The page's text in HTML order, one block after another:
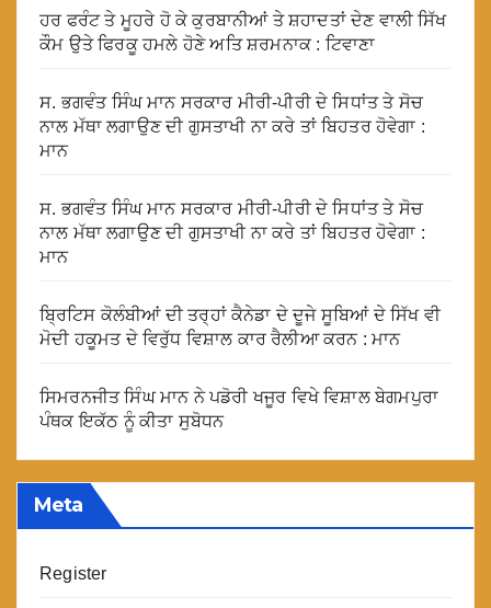
ਹਰ ਫਰੰਟ ਤੇ ਮੂਹਰੇ ਹੋ ਕੇ ਕੁਰਬਾਨੀਆਂ ਤੇ ਸ਼ਹਾਦਤਾਂ ਦੇਣ ਵਾਲੀ ਸਿੱਖ
ਕੌਮ ਉਤੇ ਫਿਰਕੂ ਹਮਲੇ ਹੋਣੇ ਅਤਿ ਸ਼ਰਮਨਾਕ : ਟਿਵਾਣਾ
ਸ. ਭਗਵੰਤ ਸਿੰਘ ਮਾਨ ਸਰਕਾਰ ਮੀਰੀ-ਪੀਰੀ ਦੇ ਸਿਧਾਂਤ ਤੇ ਸੋਚ
ਨਾਲ ਮੱਥਾ ਲਗਾਉਣ ਦੀ ਗੁਸਤਾਖੀ ਨਾ ਕਰੇ ਤਾਂ ਬਿਹਤਰ ਹੋਵੇਗਾ :
ਮਾਨ
ਸ. ਭਗਵੰਤ ਸਿੰਘ ਮਾਨ ਸਰਕਾਰ ਮੀਰੀ-ਪੀਰੀ ਦੇ ਸਿਧਾਂਤ ਤੇ ਸੋਚ
ਨਾਲ ਮੱਥਾ ਲਗਾਉਣ ਦੀ ਗੁਸਤਾਖੀ ਨਾ ਕਰੇ ਤਾਂ ਬਿਹਤਰ ਹੋਵੇਗਾ :
ਮਾਨ
ਬ੍ਰਿਟਿਸ ਕੋਲੰਬੀਆਂ ਦੀ ਤਰ੍ਹਾਂ ਕੈਨੇਡਾ ਦੇ ਦੂਜੇ ਸੂਬਿਆਂ ਦੇ ਸਿੱਖ ਵੀ
ਮੋਦੀ ਹਕੂਮਤ ਦੇ ਵਿਰੁੱਧ ਵਿਸ਼ਾਲ ਕਾਰ ਰੈਲੀਆ ਕਰਨ : ਮਾਨ
ਸਿਮਰਨਜੀਤ ਸਿੰਘ ਮਾਨ ਨੇ ਪਡੋਰੀ ਖਜੂਰ ਵਿਖੇ ਵਿਸ਼ਾਲ ਬੇਗਮਪੁਰਾ
ਪੰਥਕ ਇਕੱਠ ਨੂੰ ਕੀਤਾ ਸੁਬੋਧਨ
Meta
Register